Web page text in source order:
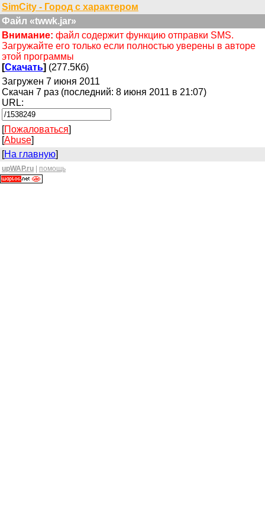
SimCity - Город с характером
Файл «twwk.jar»
Внимание: файл содержит функцию отправки SMS.
Загружайте его только если полностью уверены в авторе
этой программы
[Скачать] (277.5Кб)
Загружен 7 июня 2011
Скачан 7 раз (последний: 8 июня 2011 в 21:07)
URL:
[Пожаловаться]
[Abuse]
[На главную]
upWAP.ru помощь